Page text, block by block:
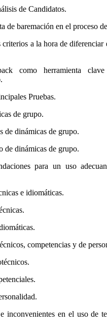
de Candidatos.
de baremación en el proceso
criterios a la hora de diferenciar
como herramienta
Pruebas.
de grupo.
de dinámicas de grupo.
de dinámicas de grupo.
para un uso
e idiomáticas.
competencias y de
inconvenientes en el uso de